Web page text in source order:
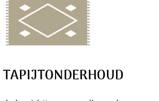
TAPIJTONDERHOUD